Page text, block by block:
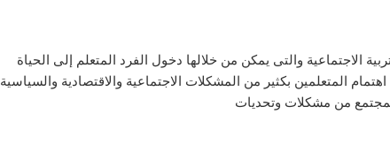
الاجتماعية والتى يمكن من خلالها دخول الفرد المتعلم إلى الحياة
المتعلمين بكثير من المشكلات الاجتماعية والاقتصادية والسياسية
المجتمع من مشكلات وتحديات